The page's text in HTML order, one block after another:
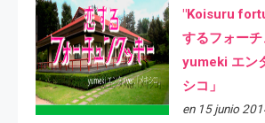
"Koisuru
するフォー
yumeki エン
シコ」
en 15 junio